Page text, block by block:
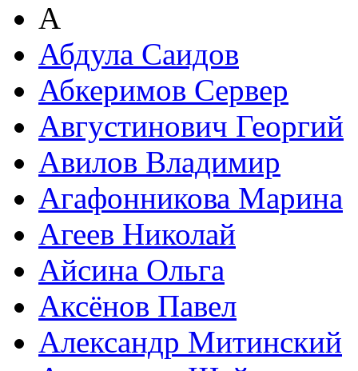
А
Абдула Саидов
Абкеримов Сервер
Августинович Георгий
Авилов Владимир
Агафонникова Марина
Агеев Николай
Айсина Ольга
Аксёнов Павел
Александр Митинский